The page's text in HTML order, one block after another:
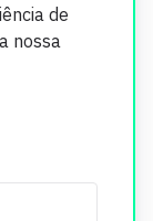
de
nossa
site são
de